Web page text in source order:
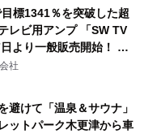
標1341％を突破した超
レビ用アンプ 「SW TV
より一般販売開始！ ケ
ぐだけ、テレビの音が
社
避けて「温泉＆サウナ」
ットパーク木更津から車